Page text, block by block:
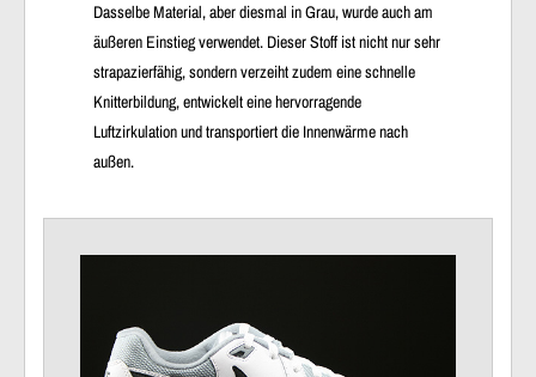
Dasselbe Material, aber diesmal in Grau, wurde auch am
äußeren Einstieg verwendet. Dieser Stoff ist nicht nur sehr
strapazierfähig, sondern verzeiht zudem eine schnelle
Knitterbildung, entwickelt eine hervorragende
Luftzirkulation und transportiert die Innenwärme nach
außen.